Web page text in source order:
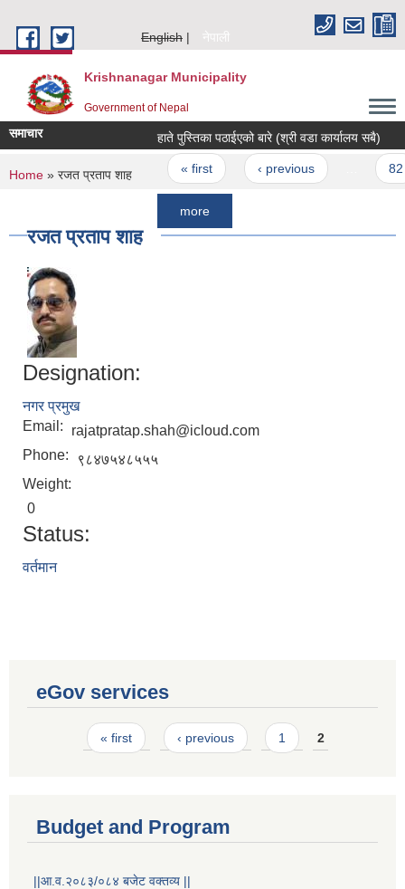
English
नेपाली
Krishnanagar Municipality
Government of Nepal
समाचार हाते पुस्तिका पठाईएको बारे (श्री वडा कार्यालय सबै)
Pages
« first ‹ previous
more
You are here
Home » रजत प्रताप शाह
रजत प्रताप शाह
Designation:
नगर प्रमुख
Email:
rajatpratap.shah@icloud.com
Phone:
९८४७५४८५५५
Weight:
0
Status:
वर्तमान
eGov services
Pages« first ‹ previous 1 2
Budget and Program
||आ.व.२०८३/०८४ बजेट वक्तव्य ||